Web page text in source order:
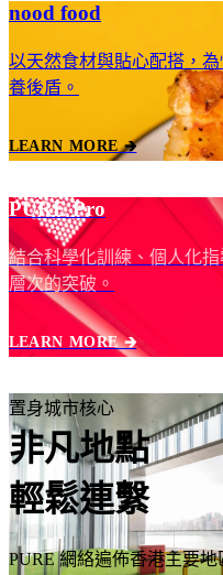
nood food
以天然食材與貼心配搭，
養後盾。
LEARN MORE 🡲
PURE Pro
結合科學化訓練、個人化
層次的突破。
LEARN MORE 🡲
置身城市核心
非凡地點
輕鬆連繫
PURE 網絡遍佈香港主要